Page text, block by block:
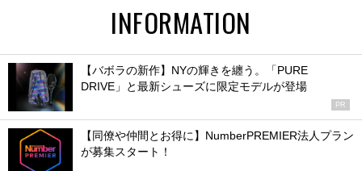
INFORMATION
【バボラの新作】NYの輝きを纏う。「PURE
DRIVE」と最新シューズに限定モデルが登場
PR
【同僚や仲間とお得に】NumberPREMIER法人プラン
が募集スタート！